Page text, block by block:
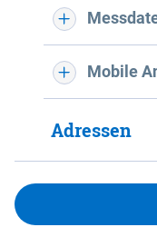
Mobile
Adressen